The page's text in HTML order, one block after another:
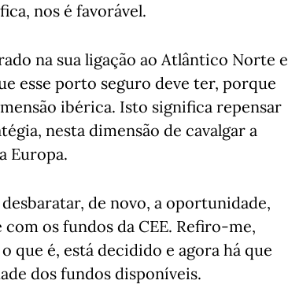
nos é favorável.
na sua ligação ao Atlântico Norte e
esse porto seguro deve ter, porque
ibérica. Isto significa repensar
nesta dimensão de cavalgar a
Europa.
de novo, a oportunidade,
os fundos da CEE. Refiro-me,
que é, está decidido e agora há que
dos fundos disponíveis.